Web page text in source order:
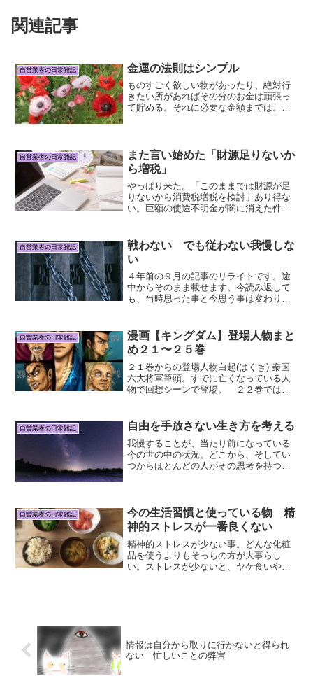
関連記事
自営業者の日常雑記 金運の法則はシンプル
ものすごく欲しい物があったり、絶対行
きたい所があればその分のお金は頑張っ
て貯める。それに必要な金額までは。そ
かあった時のためという理...
自営業者の日常雑記
また言い始めた「財源足りないか
ら増税」
やっぱり来た。「このままでは財源が足
りないから消費税増税を検討」あり得な
い。巨額の使途不明金が闇に消えた件
したか。これから先、どの製薬会社とど
ういう契約でどれだけ買い続...
自営業者の日常雑記
戦わない でも従わない我慢しな
い
４年前の９月の記事のリライトです。途
中からそのまま載せます。今読み返して
も、当時思った事と今思う事は変わりま
んに規制が増えて、でもほとんどの人が
それをそのまま信じて「コロ...
自営業者の日常雑記
漫画【キングダム】登場人物まと
め２１〜２５巻
２１巻からの登場人物白起(はくき) 秦国
六大将軍筆頭。すでに亡くなっている人
物で回想シーンで登場。 ２２巻では新
軍 氷鬼(ひょうき) 魏国の軍師 貂が初
めて軍師とし...
自営業者の日常雑記 自由を手放さない生き方を考える
我慢することが、当たり前になっている
今の世の中の状況。どこから、そしてい
つからほとんどの人がその思考を持つよ
ではなかった事が、ありがた...
自営業者の日常雑記
今の生活習慣と使っている物 精
神的ストレスが一番良くない
精神的ストレスが少ない事。どんな化粧
品を使うよりもそっちの方が大事らし
い。ストレスが少ないと、ヤケ食いや、
情報は自分から取りに行かないと得られ
ない 忙しいことの弊害